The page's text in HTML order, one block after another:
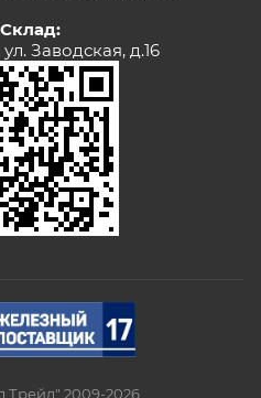
Склад:
Заводская, д.16
2009-2026